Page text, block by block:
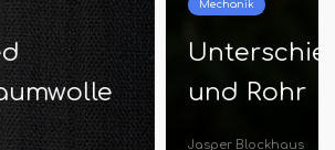
zwischen Schlauch